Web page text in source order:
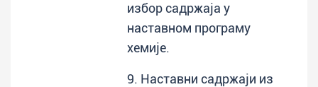
избор садржаја у
наставном програму
хемије.
9. Наставни садржаји из